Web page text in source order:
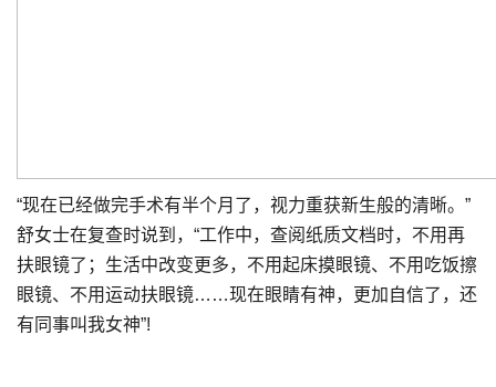
“现在已经做完手术有半个月了，视力重获新生般的清晰。”
舒女士在复查时说到，“工作中，查阅纸质文档时，不用再
扶眼镜了；生活中改变更多，不用起床摸眼镜、不用吃饭擦
眼镜、不用运动扶眼镜……现在眼睛有神，更加自信了，还
有同事叫我女神”!